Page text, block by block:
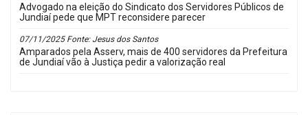
Advogado na eleição do Sindicato dos Servidores Públicos de
Jundiaí pede que MPT reconsidere parecer
07/11/2025 Fonte: Jesus dos Santos
Amparados pela Asserv, mais de 400 servidores da Prefeitura
de Jundiaí vão à Justiça pedir a valorização real